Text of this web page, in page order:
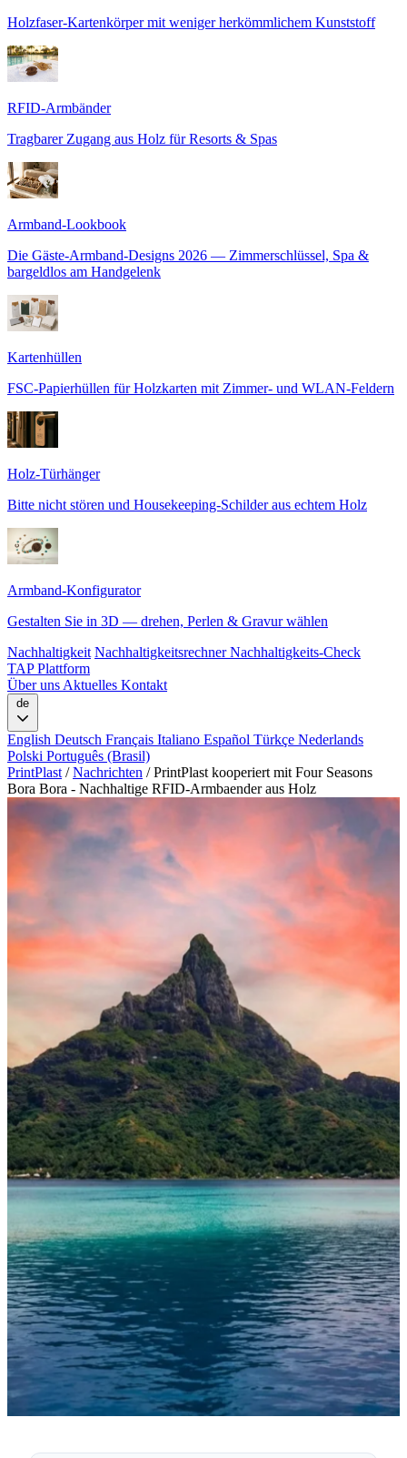
Holzfaser-Kartenkörper mit weniger herkömmlichem Kunststoff
RFID-Armbänder
Tragbarer Zugang aus Holz für Resorts & Spas
Armband-Lookbook
Die Gäste-Armband-Designs 2026 — Zimmerschlüssel, Spa &
bargeldlos am Handgelenk
Kartenhüllen
FSC-Papierhüllen für Holzkarten mit Zimmer- und WLAN-Feldern
Holz-Türhänger
Bitte nicht stören und Housekeeping-Schilder aus echtem Holz
Armband-Konfigurator
Gestalten Sie in 3D — drehen, Perlen & Gravur wählen
Nachhaltigkeit NachhaltigkeitsrechnerNachhaltigkeits-Check
TAP Plattform
Über uns Aktuelles Kontakt
de
English Deutsch Français Italiano Español Türkçe Nederlands
Polski Português (Brasil)
PrintPlast / Nachrichten / PrintPlast kooperiert mit Four Seasons
Bora Bora - Nachhaltige RFID-Armbaender aus Holz